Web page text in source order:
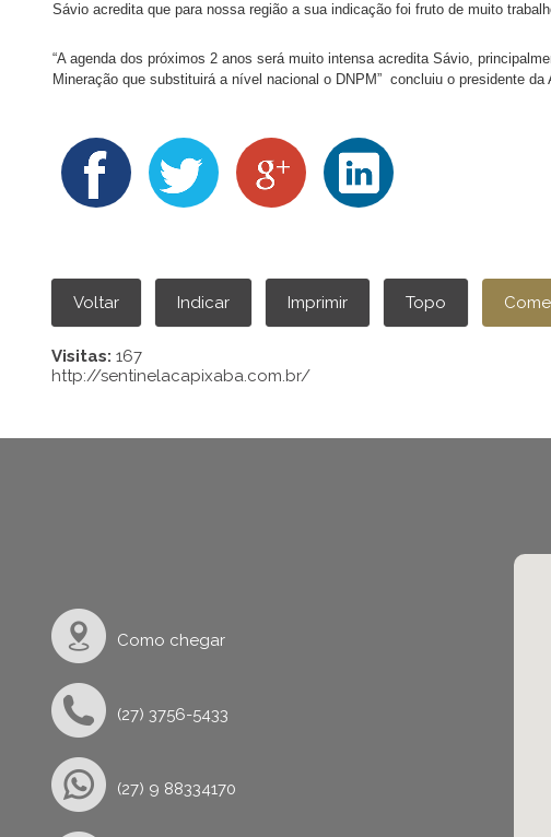
Sávio acredita que para nossa região a sua indicação foi fruto de muito
“A agenda dos próximos 2 anos será muito intensa acredita Sávio,
Mineração que substituirá a nível nacional o DNPM” concluiu o presidente
Visitas: 167
http://sentinelacapixaba.com.br/
Como chegar
(27) 3756-5433
(27) 9 88334170